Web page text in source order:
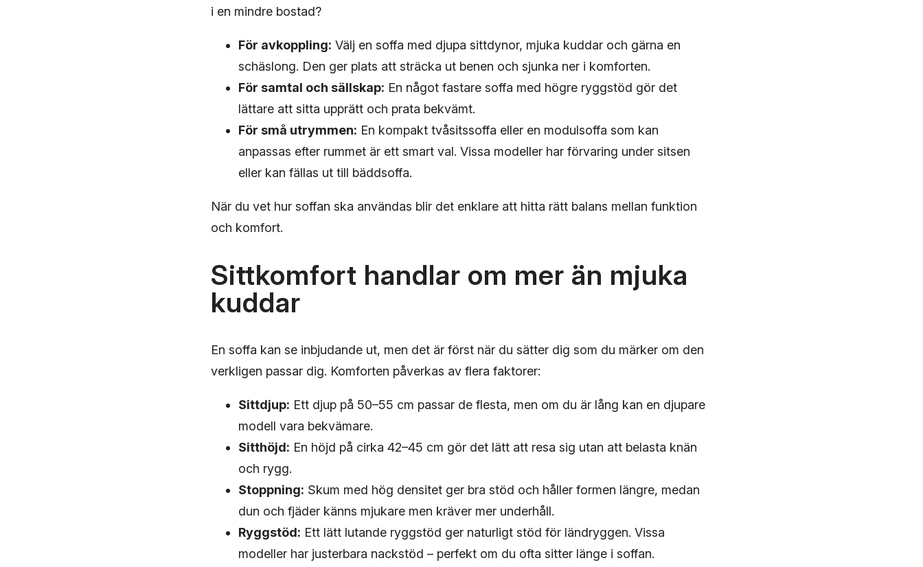
i en mindre bostad?
För avkoppling: Välj en soffa med djupa sittdynor, mjuka kuddar och gärna en
schäslong. Den ger plats att sträcka ut benen och sjunka ner i komforten.
För samtal och sällskap: En något fastare soffa med högre ryggstöd gör det
lättare att sitta upprätt och prata bekvämt.
För små utrymmen: En kompakt tvåsitssoffa eller en modulsoffa som kan
anpassas efter rummet är ett smart val. Vissa modeller har förvaring under sitsen
eller kan fällas ut till bäddsoffa.
När du vet hur soffan ska användas blir det enklare att hitta rätt balans mellan funktion
och komfort.
Sittkomfort handlar om mer än mjuka
kuddar
En soffa kan se inbjudande ut, men det är först när du sätter dig som du märker om den
verkligen passar dig. Komforten påverkas av flera faktorer:
Sittdjup: Ett djup på 50–55 cm passar de flesta, men om du är lång kan en djupare
modell vara bekvämare.
Sitthöjd: En höjd på cirka 42–45 cm gör det lätt att resa sig utan att belasta knän
och rygg.
Stoppning: Skum med hög densitet ger bra stöd och håller formen längre, medan
dun och fjäder känns mjukare men kräver mer underhåll.
Ryggstöd: Ett lätt lutande ryggstöd ger naturligt stöd för ländryggen. Vissa
modeller har justerbara nackstöd – perfekt om du ofta sitter länge i soffan.